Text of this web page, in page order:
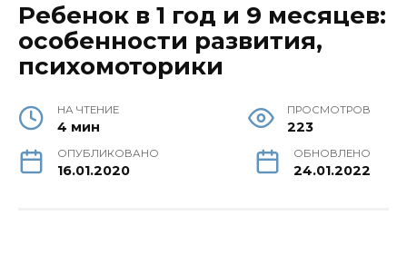
Ребенок в 1 год и 9 месяцев:
особенности развития,
психомоторики
НА ЧТЕНИЕ
4 мин
ПРОСМОТРОВ
223
ОПУБЛИКОВАНО
16.01.2020
ОБНОВЛЕНО
24.01.2022